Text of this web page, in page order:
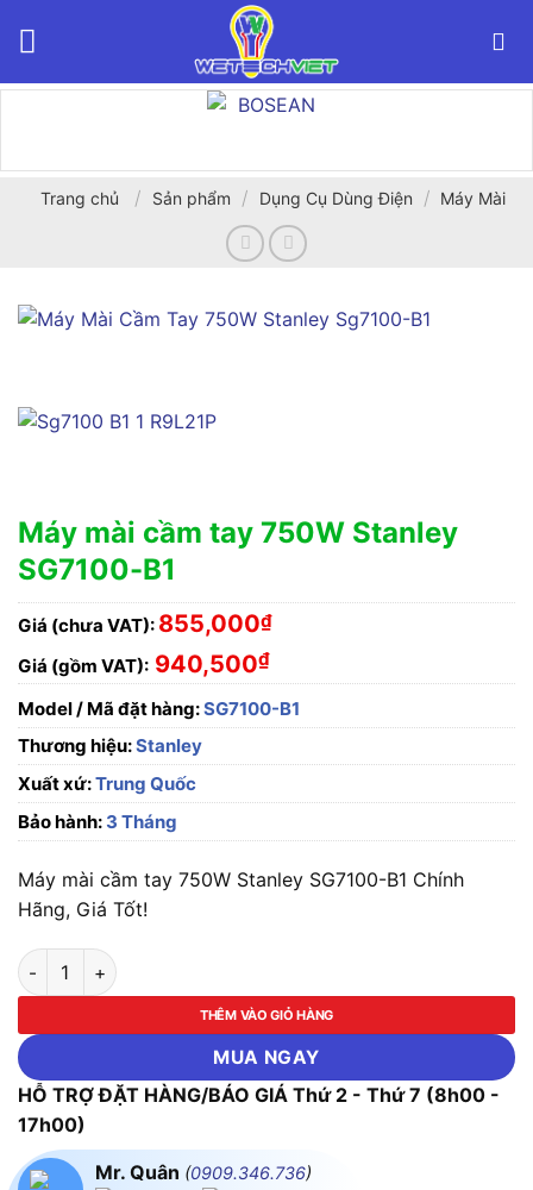
Trang chủ / Sản phẩm / Dụng Cụ Dùng Điện / Máy Mài
Máy mài cầm tay 750W Stanley
SG7100-B1
Giá (chưa VAT): 855,000₫
Giá (gồm VAT): 940,500₫
Model / Mã đặt hàng:SG7100-B1
Thương hiệu:Stanley
Xuất xứ:Trung Quốc
Bảo hành: 3 Tháng
Máy mài cầm tay 750W Stanley SG7100-B1 Chính
Hãng, Giá Tốt!
Máy mài cầm tay 750W Stanley SG7100-B1 số lượng
THÊM VÀO GIỎ HÀNG
MUA NGAY
HỖ TRỢ ĐẶT HÀNG/BÁO GIÁ Thứ 2 - Thứ 7 (8h00 -
17h00)
Mr. Quân (0909.346.736)